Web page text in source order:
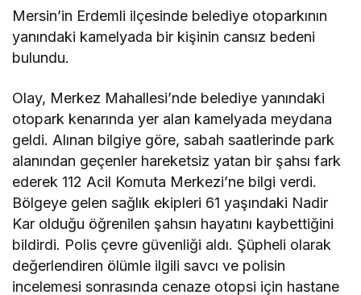
Mersin’in Erdemli ilçesinde belediye otoparkının
yanındaki kamelyada bir kişinin cansız bedeni
bulundu.
Olay, Merkez Mahallesi’nde belediye yanındaki
otopark kenarında yer alan kamelyada meydana
geldi. Alınan bilgiye göre, sabah saatlerinde park
alanından geçenler hareketsiz yatan bir şahsı fark
ederek 112 Acil Komuta Merkezi’ne bilgi verdi.
Bölgeye gelen sağlık ekipleri 61 yaşındaki Nadir
Kar olduğu öğrenilen şahsın hayatını kaybettiğini
bildirdi. Polis çevre güvenliği aldı. Şüpheli olarak
değerlendiren ölümle ilgili savcı ve polisin
incelemesi sonrasında cenaze otopsi için hastane